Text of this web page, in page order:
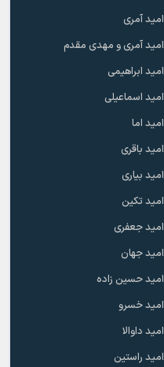
امید آمری
امید آمری و مهدی مقدم
امید ابراهیمی
امید اسماعیلی
امید اما
امید باقری
امید بیاری
امید تکین
امید جعفری
امید جهان
امید حسین زاده
امید خسرو
امید داوالا
امید راستین